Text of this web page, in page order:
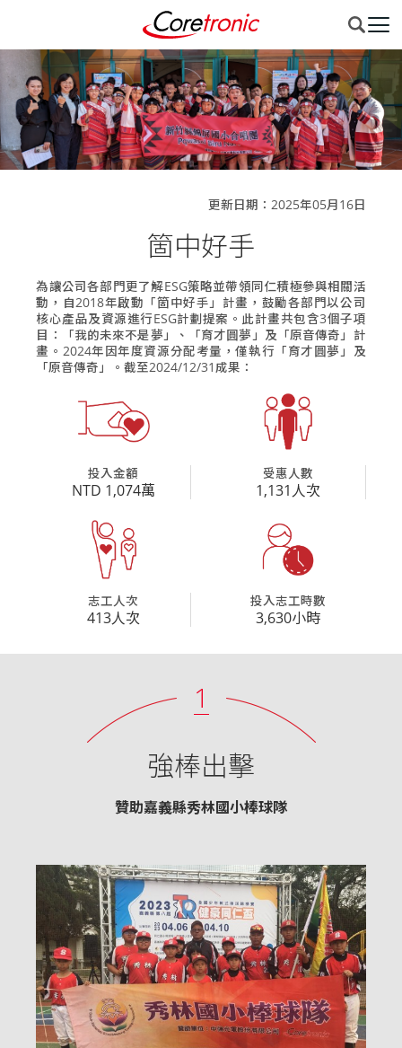
更新日期：2025年05月16日
箇中好手
為讓公司各部門更了解ESG策略並帶領同仁積極參與相關活
動，自2018年啟動「箇中好手」計畫，鼓勵各部門以公司
核心產品及資源進行ESG計劃提案。此計畫共包含3個子項
目：「我的未來不是夢」、「育才圓夢」及「原音傳奇」計
畫。2024年因年度資源分配考量，僅執行「育才圓夢」及
「原音傳奇」。截至2024/12/31成果：
投入金額
NTD 1,074萬
受惠人數
1,131人次
志工人次
413人次
投入志工時數
3,630小時
1
強棒出擊
贊助嘉義縣秀林國小棒球隊